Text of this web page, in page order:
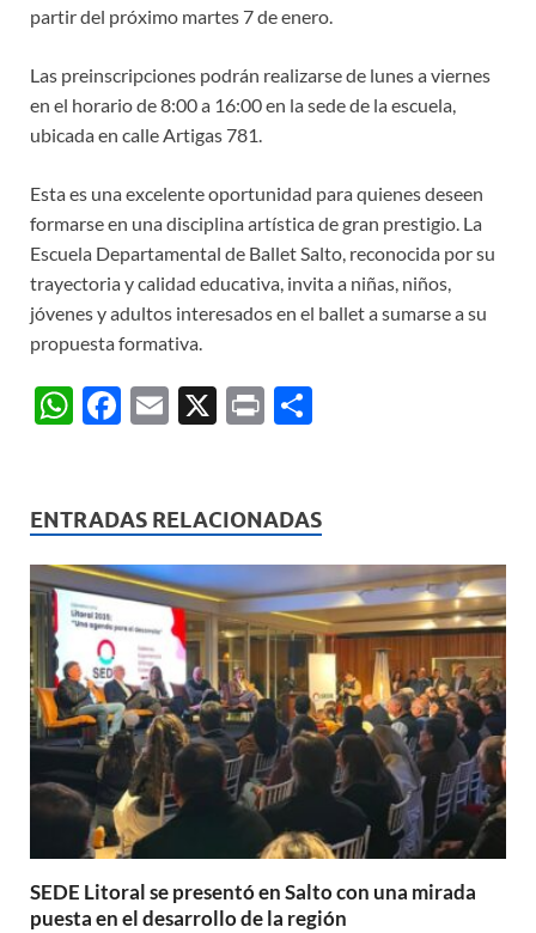
partir del próximo martes 7 de enero.
Las preinscripciones podrán realizarse de lunes a viernes
en el horario de 8:00 a 16:00 en la sede de la escuela,
ubicada en calle Artigas 781.
Esta es una excelente oportunidad para quienes deseen
formarse en una disciplina artística de gran prestigio. La
Escuela Departamental de Ballet Salto, reconocida por su
trayectoria y calidad educativa, invita a niñas, niños,
jóvenes y adultos interesados en el ballet a sumarse a su
propuesta formativa.
W
s
A
p
p
F
b
o
o
k
E
X
P
p
ar
ti
r
ENTRADAS RELACIONADAS
SEDE Litoral se presentó en Salto con una mirada
puesta en el desarrollo de la región